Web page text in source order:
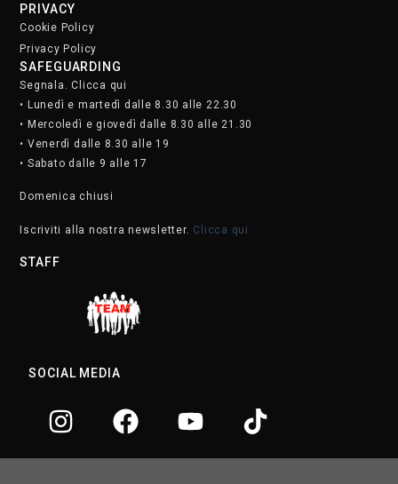
PRIVACY
Cookie Policy
Privacy Policy
SAFEGUARDING
Segnala. Clicca qui
• Lunedì e martedì dalle 8.30 alle 22.30
• Mercoledì e giovedì dalle 8.30 alle 21.30
• Venerdì dalle 8.30 alle 19
• Sabato dalle 9 alle 17
Domenica chiusi
Iscriviti alla nostra newsletter. Clicca qui
STAFF
SOCIAL MEDIA